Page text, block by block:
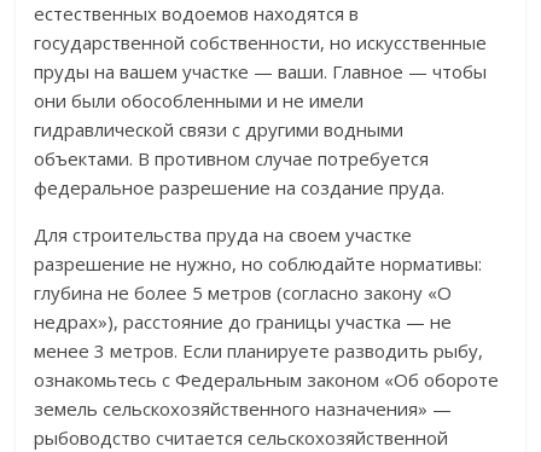
естественных водоемов находятся в
государственной собственности, но искусственные
пруды на вашем участке — ваши. Главное — чтобы
они были обособленными и не имели
гидравлической связи с другими водными
объектами. В противном случае потребуется
федеральное разрешение на создание пруда.
Для строительства пруда на своем участке
разрешение не нужно, но соблюдайте нормативы:
глубина не более 5 метров (согласно закону «О
недрах»), расстояние до границы участка — не
менее 3 метров. Если планируете разводить рыбу,
ознакомьтесь с Федеральным законом «Об обороте
земель сельскохозяйственного назначения» —
рыбоводство считается сельскохозяйственной